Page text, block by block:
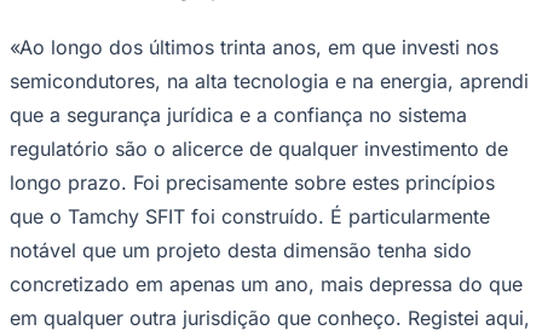
Corinthians
«Ao longo dos últimos trinta anos, em que investi nos
semicondutores, na alta tecnologia e na energia, aprendi
que a segurança jurídica e a confiança no sistema
regulatório são o alicerce de qualquer investimento de
longo prazo. Foi precisamente sobre estes princípios
que o Tamchy SFIT foi construído. É particularmente
notável que um projeto desta dimensão tenha sido
concretizado em apenas um ano, mais depressa do que
em qualquer outra jurisdição que conheço. Registei aqui,